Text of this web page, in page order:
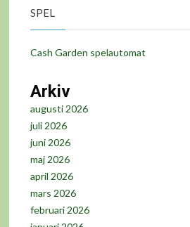
SPEL
Cash Garden spelautomat
Arkiv
augusti 2026
juli 2026
juni 2026
maj 2026
april 2026
mars 2026
februari 2026